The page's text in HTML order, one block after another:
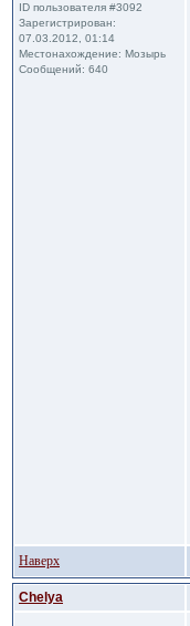
ID пользователя #3092
Зарегистрирован:
07.03.2012, 01:14
Местонахождение: Мозырь
Сообщений: 640
Наверх
Сhelya